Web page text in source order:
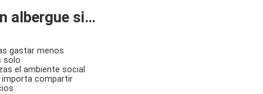
albergue si…
gastar menos
solo
el ambiente social
importa compartir